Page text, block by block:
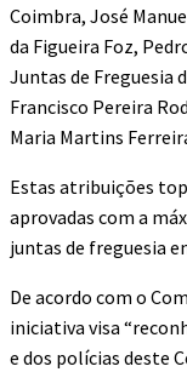
Coimbra, José
da Figueira Foz,
Juntas de Freguesia
Francisco Pereira
Maria Martins
Estas atribuições
aprovadas com a
juntas de freguesia
De acordo com o
iniciativa visa
e dos polícias deste